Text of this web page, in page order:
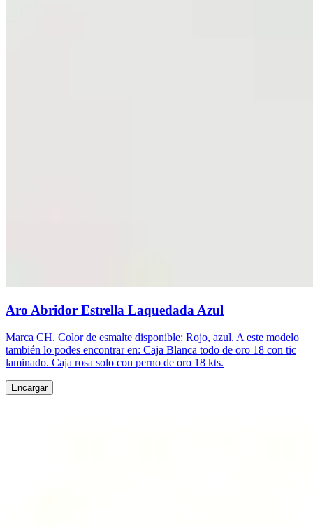
Aro Abridor Estrella Laquedada Azul
Marca CH. Color de esmalte disponible: Rojo, azul. A este modelo
también lo podes encontrar en: Caja Blanca todo de oro 18 con tic
laminado. Caja rosa solo con perno de oro 18 kts.
Encargar